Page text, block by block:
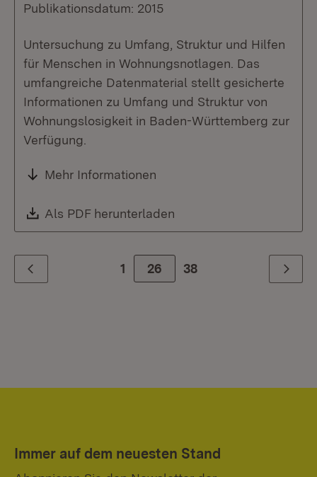
Publikationsdatum: 2015
Untersuchung zu Umfang, Struktur und Hilfen
für Menschen in Wohnungsnotlagen. Das
umfangreiche Datenmaterial stellt gesicherte
Informationen zu Umfang und Struktur von
Wohnungslosigkeit in Baden-Württemberg zur
Verfügung.
Mehr Informationen
Download:
Als PDF herunterladen
Zurück 1 Zur Seite
26 38 Weiter
Immer auf dem neuesten Stand